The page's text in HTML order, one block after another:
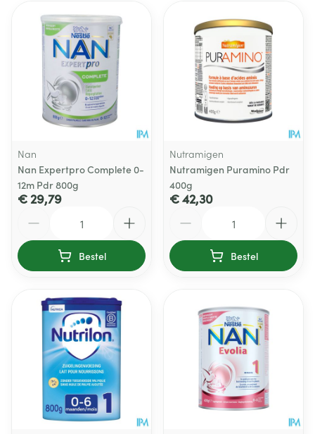
Nan
Nan Expertpro Complete 0-
12m Pdr 800g
€ 29,79
Bestel
Nutramigen
Nutramigen Puramino Pdr
400g
€ 42,30
Bestel